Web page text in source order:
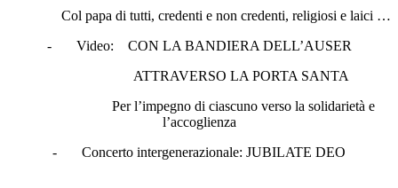
Col papa di tutti, credenti e non credenti, religiosi e laici …
- Video: CON LA BANDIERA DELL’AUSER
ATTRAVERSO LA PORTA SANTA
Per l’impegno di ciascuno verso la solidarietà e
l’accoglienza
- Concerto intergenerazionale: JUBILATE DEO